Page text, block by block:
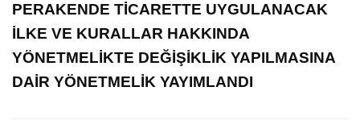
PERAKENDE TİCARETTE UYGULANACAK
İLKE VE KURALLAR HAKKINDA
YÖNETMELİKTE DEĞİŞİKLİK YAPILMASINA
DAİR YÖNETMELİK YAYIMLANDI